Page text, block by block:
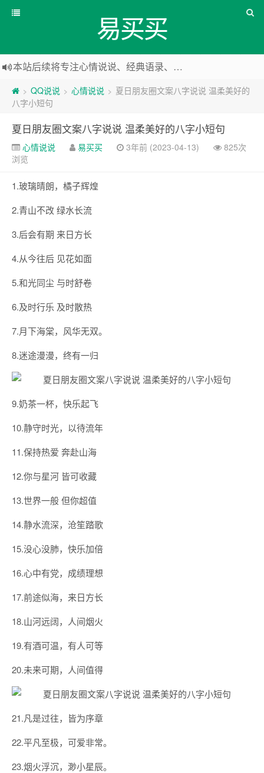
易买买
本站后续将专注心情说说、经典语录、心情随笔等
本站改版，下架友情链接
> QQ说说 > 心情说说 > 夏日朋友圈文案八字说说 温柔美好的
八字小短句
夏日朋友圈文案八字说说 温柔美好的八字小短句
心情说说 易买买 3年前 (2023-04-13)
825次
浏览
1.玻璃晴朗，橘子辉煌
2.青山不改 绿水长流
3.后会有期 来日方长
4.从今往后 见花如面
5.和光同尘 与时舒卷
6.及时行乐 及时散热
7.月下海棠，风华无双。
8.迷途漫漫，终有一归
9.奶茶一杯，快乐起飞
10.静守时光，以待流年
11.保持热爱 奔赴山海
12.你与星河 皆可收藏
13.世界一般 但你超值
14.静水流深，沧笙踏歌
15.没心没肺，快乐加倍
16.心中有党，成绩理想
17.前途似海，来日方长
18.山河远阔，人间烟火
19.有酒可温，有人可等
20.未来可期，人间值得
21.凡是过往，皆为序章
22.平凡至极，可爱非常。
23.烟火浮沉，渺小星辰。